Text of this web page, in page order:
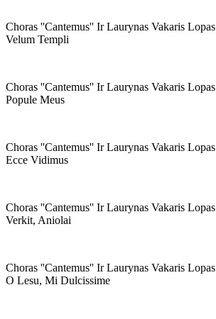
Choras ''cantemus'' Ir Laurynas Vakaris Lopas
Velum Templi
Choras ''cantemus'' Ir Laurynas Vakaris Lopas
Popule Meus
Choras ''cantemus'' Ir Laurynas Vakaris Lopas
Ecce Vidimus
Choras ''cantemus'' Ir Laurynas Vakaris Lopas
Verkit, Aniolai
Choras ''cantemus'' Ir Laurynas Vakaris Lopas
O Lesu, Mi Dulcissime